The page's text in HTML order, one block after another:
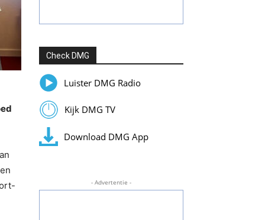
Check DMG
Luister DMG Radio
Kijk DMG TV
Download DMG App
- Advertentie -